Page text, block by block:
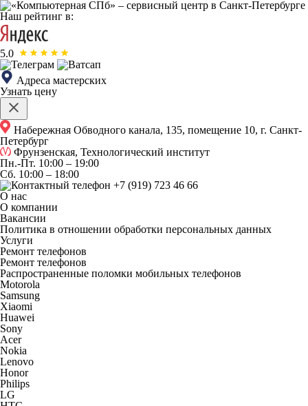
Наш рейтинг в:
5.0
Адреса мастерских
Узнать цену
Набережная Обводного канала, 135, помещение 10, г. Санкт-
Петербург
Фрунзенская, Технологический институт
Пн.-Пт. 10:00 – 19:00
Сб. 10:00 – 18:00
+7 (919) 723 46 66
О нас
О компании
Вакансии
Политика в отношении обработки персональных данных
Услуги
Ремонт телефонов
Ремонт телефонов
Распространенные поломки мобильных телефонов
Motorola
Samsung
Xiaomi
Huawei
Sony
Acer
Nokia
Lenovo
Honor
Philips
LG